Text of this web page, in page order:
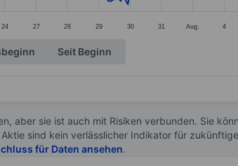
24 27 28 29 30 31 Aug. 4
Seit Beginn
aber sie ist auch mit Risiken verbunden. Sie
sind kein verlässlicher Indikator für
für Daten ansehen.